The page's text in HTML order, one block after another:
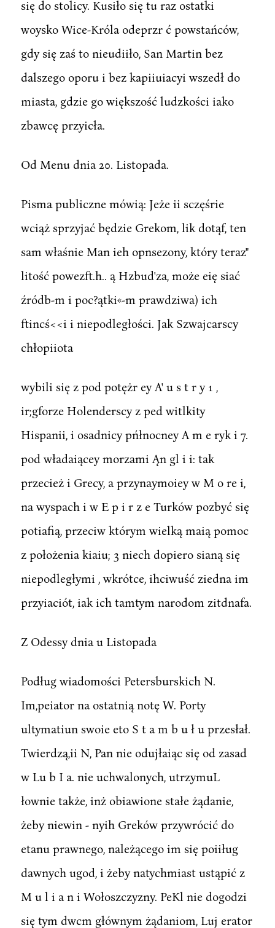
się do stolicy. Kusiło się tu raz ostatki
woysko Wice-Króla odeprzr ć powstańców,
gdy się zaś to nieudiiło, San Martin bez
dalszego oporu i bez kapiiuiacyi wszedł do
miasta, gdzie go większość ludzkości iako
zbawcę przyicła.
Od Menu dnia 20. Listopada.
Pisma publiczne mówią: Jeże ii sczęśrie
wciąż sprzyjać będzie Grekom, lik dotąf, ten
sam właśnie Man ieh opnsezony, który teraz"
litość powezft.h.. ą Hzbud'za, może eię siać
źródb-m i poc?ątki«-m prawdziwa) ich
ftincś<<i i niepodległości. Jak Szwajcarscy
chłopiiota
wybili się z pod potężr ey A' u s t r y 1 ,
ir;gforze Holenderscy z ped witlkity
Hispanii, i osadnicy pńłnocney A m e ryk i 7.
pod władaiącey morzami Ąn gl i i: tak
przecież i Grecy, a przynaymoiey w M o re i,
na wyspach i w E p i r z e Turków pozbyć się
potiafią, przeciw którym wielką maią pomoc
z położenia kiaiu; 3 niech dopiero sianą się
niepodległymi , wkrótce, ihciwuść ziedna im
przyiaciót, iak ich tamtym narodom zitdnafa.
Z Odessy dnia u Listopada
Podług wiadomości Petersburskich N.
Im,peiator na ostatnią notę W. Porty
ultymatiun swoie eto S t a m b u ł u przesłał.
Twierdzą,ii N, Pan nie odujłaiąc się od zasad
w Lu b I a. nie uchwalonych, utrzymuL
łownie także, inż obiawione stałe żądanie,
żeby niewin - nyih Greków przywrócić do
etanu prawnego, należącego im się poiiług
dawnych ugod, i żeby natychmiast ustąpić z
M u l i a n i Wołoszczyzny. PeKl nie dogodzi
się tym dwcm głównym żądaniom, Luj erator